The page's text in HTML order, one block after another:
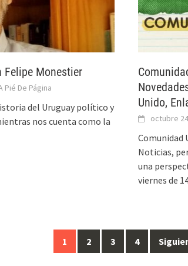
Felipe Monestier
Pié De Página
del Uruguay político y
nos cuenta como la
Unido,
octubre
Comunidad
Noticias,
una
viernes de
1 2 3 4